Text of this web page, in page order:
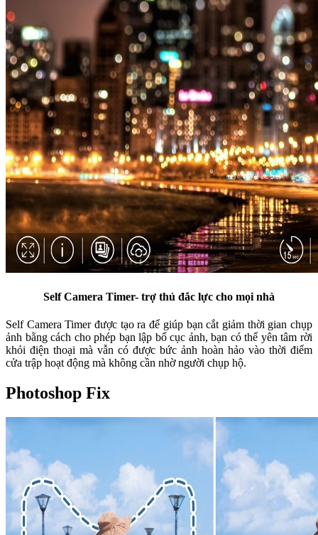
Self Camera Timer- trợ thủ đắc lực cho mọi nhà
Self Camera Timer được tạo ra để giúp bạn cắt giảm thời gian chụp
ảnh bằng cách cho phép bạn lập bố cục ảnh, bạn có thể yên tâm rời
khỏi điện thoại mà vẫn có được bức ảnh hoàn hảo vào thời điểm
cửa trập hoạt động mà không cần nhờ người chụp hộ.
Photoshop Fix